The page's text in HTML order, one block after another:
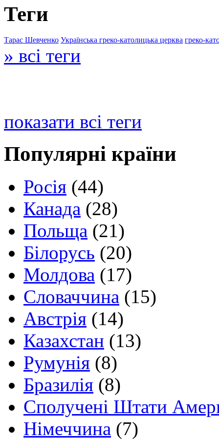
Теги
Тарас Шевченко Українська греко-католицька церква греко-
» всі теги
показати всі теги
Популярні країни
Росія (44)
Канада (28)
Польща (21)
Білорусь (20)
Молдова (17)
Словаччина (15)
Австрія (14)
Казахстан (13)
Румунія (8)
Бразилія (8)
Сполучені Штати
Німеччина (7)